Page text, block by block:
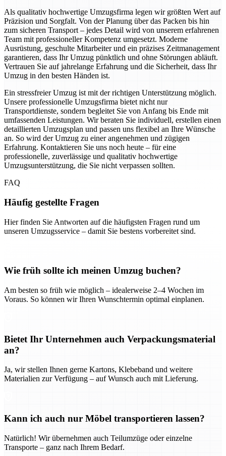
Als qualitativ hochwertige Umzugsfirma legen wir größten Wert auf
Präzision und Sorgfalt. Von der Planung über das Packen bis hin
zum sicheren Transport – jedes Detail wird von unserem erfahrenen
Team mit professioneller Kompetenz umgesetzt. Moderne
Ausrüstung, geschulte Mitarbeiter und ein präzises Zeitmanagement
garantieren, dass Ihr Umzug pünktlich und ohne Störungen abläuft.
Vertrauen Sie auf jahrelange Erfahrung und die Sicherheit, dass Ihr
Umzug in den besten Händen ist.
Ein stressfreier Umzug ist mit der richtigen Unterstützung möglich.
Unsere professionelle Umzugsfirma bietet nicht nur
Transportdienste, sondern begleitet Sie von Anfang bis Ende mit
umfassenden Leistungen. Wir beraten Sie individuell, erstellen einen
detaillierten Umzugsplan und passen uns flexibel an Ihre Wünsche
an. So wird der Umzug zu einer angenehmen und zügigen
Erfahrung. Kontaktieren Sie uns noch heute – für eine
professionelle, zuverlässige und qualitativ hochwertige
Umzugsunterstützung, die Sie nicht verpassen sollten.
FAQ
Häufig gestellte Fragen
Hier finden Sie Antworten auf die häufigsten Fragen rund um
unseren Umzugsservice – damit Sie bestens vorbereitet sind.
Wie früh sollte ich meinen Umzug buchen?
Am besten so früh wie möglich – idealerweise 2–4 Wochen im
Voraus. So können wir Ihren Wunschtermin optimal einplanen.
Bietet Ihr Unternehmen auch Verpackungsmaterial
an?
Ja, wir stellen Ihnen gerne Kartons, Klebeband und weitere
Materialien zur Verfügung – auf Wunsch auch mit Lieferung.
Kann ich auch nur Möbel transportieren lassen?
Natürlich! Wir übernehmen auch Teilumzüge oder einzelne
Transporte – ganz nach Ihrem Bedarf.